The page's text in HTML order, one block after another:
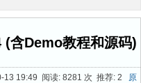
含Demo教程和源码)
13 19:49 阅读: 8281 次 推荐: 2
原